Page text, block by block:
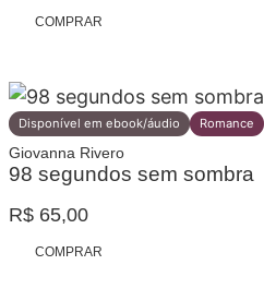
preço
R$ 136,00.R$ 108,80.
COMPRAR
Disponível em ebook/áudio Romance
Giovanna Rivero
98 segundos sem sombra
R$ 65,00
COMPRAR